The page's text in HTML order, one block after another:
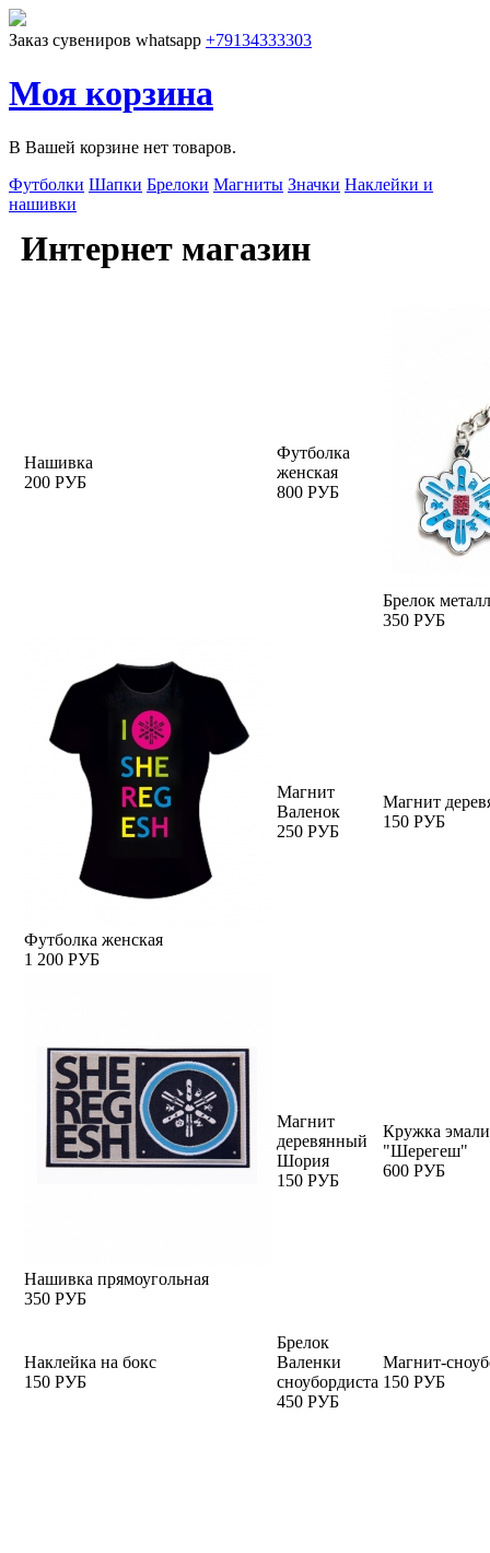
Перейти к основному содержанию
Заказ сувениров whatsapp +79134333303
Моя корзина
В Вашей корзине нет товаров.
Футболки Шапки Брелоки Магниты Значки Наклейки и
нашивки
Интернет магазин
Нашивка
200 РУБ
Футболка
женская
800 РУБ
Брелок
350 РУБ
Футболка женская
1 200 РУБ
Магнит
Валенок
250 РУБ
Магнит
150 РУБ
Нашивка прямоугольная
350 РУБ
Магнит
деревянный
Шория
150 РУБ
Кружка
"Шерегеш"
600 РУБ
Наклейка на бокс
150 РУБ
Брелок
Валенки
сноубордиста
450 РУБ
Магнит-
150 РУБ